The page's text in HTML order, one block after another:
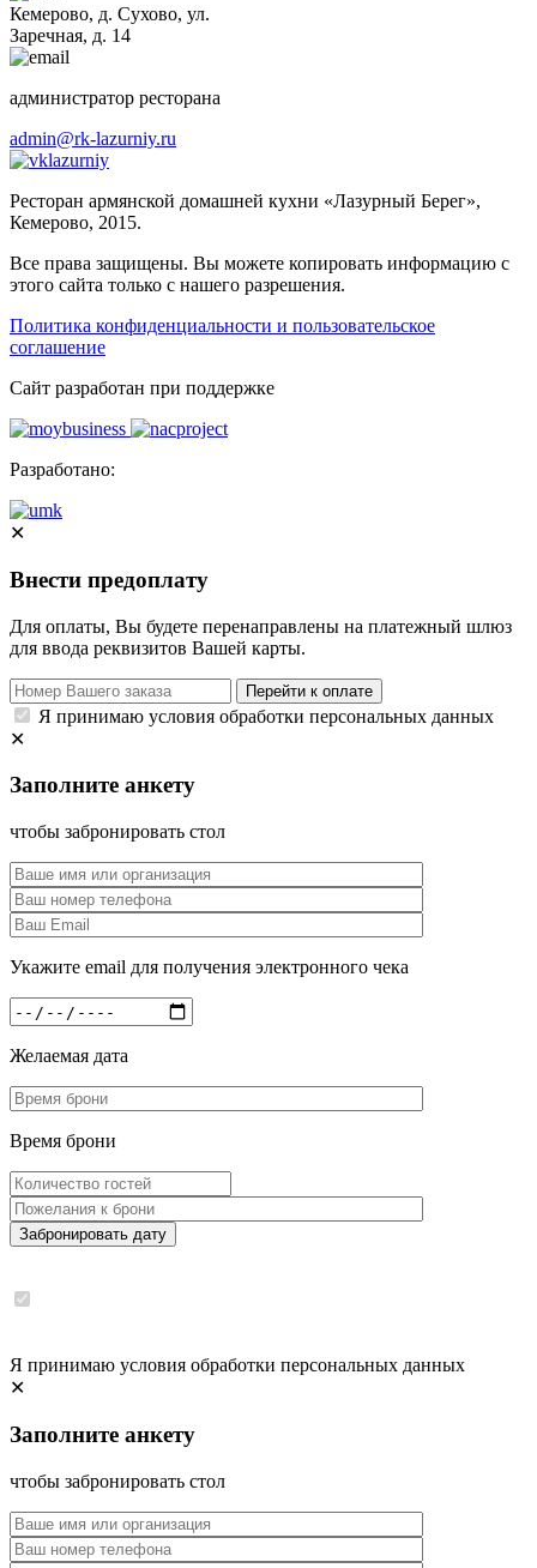
Кемерово, д. Сухово, ул.
Заречная, д. 14
администратор ресторана
admin@rk-lazurniy.ru
lazurniy
Ресторан армянской домашней кухни «Лазурный Берег»,
Кемерово, 2015.
Все права защищены. Вы можете копировать информацию с
этого сайта только с нашего разрешения.
Политика конфиденциальности и пользовательское
соглашение
Cайт разработан при поддержке
Разработано:
✕
Внести предоплату
Для оплаты, Вы будете перенаправлены на платежный шлюз
для ввода реквизитов Вашей карты.
Перейти к оплате
Я принимаю условия обработки персональных данных
✕
Заполните анкету
чтобы забронировать стол
Укажите email для получения электронного чека
Желаемая дата
Время брони
Забронировать дату
Я принимаю условия обработки персональных данных
✕
Заполните анкету
чтобы забронировать стол